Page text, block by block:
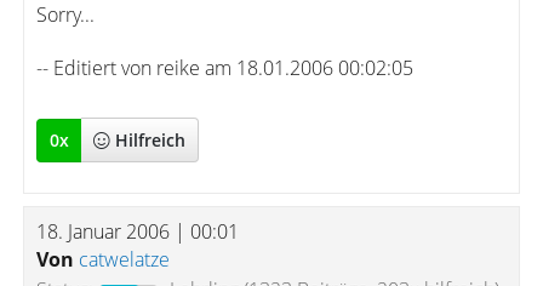
Sorry...
-- Editiert von reike am 18.01.2006 00:02:05
0x Hilfreich
18. Januar 2006 | 00:01
Von catwelatze